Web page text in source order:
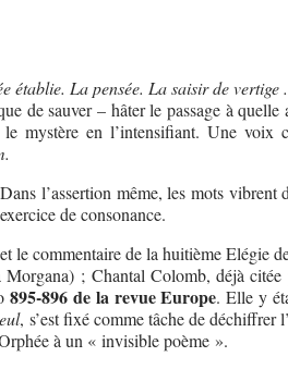
établie. La pensée. La saisir de vertige
de sauver – hâter le passage à
mystère en l’intensifiant. Une voix
l’assertion même, les mots vibrent
de consonance.
le commentaire de la huitième Elégie
Morgana) ; Chantal Colomb, déjà
895-896 de la revue Europe. Elle y
, s’est fixé comme tâche de déchiffrer
à un « invisible poème ».